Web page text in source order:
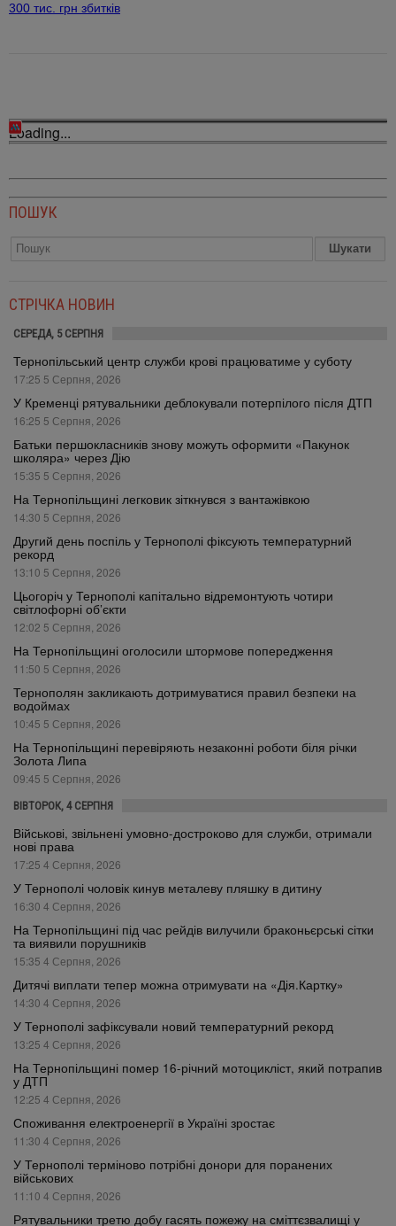
300 тис. грн збитків
Loading...
ПОШУК
СТРІЧКА НОВИН
СЕРЕДА, 5 СЕРПНЯ
Тернопільський центр служби крові працюватиме у суботу
17:25 5 Серпня, 2026
У Кременці рятувальники деблокували потерпілого після ДТП
16:25 5 Серпня, 2026
Батьки першокласників знову можуть оформити «Пакунок
школяра» через Дію
15:35 5 Серпня, 2026
На Тернопільщині легковик зіткнувся з вантажівкою
14:30 5 Серпня, 2026
Другий день поспіль у Тернополі фіксують температурний
рекорд
13:10 5 Серпня, 2026
Цьогоріч у Тернополі капітально відремонтують чотири
світлофорні об’єкти
12:02 5 Серпня, 2026
На Тернопільщині оголосили штормове попередження
11:50 5 Серпня, 2026
Тернополян закликають дотримуватися правил безпеки на
водоймах
10:45 5 Серпня, 2026
На Тернопільщині перевіряють незаконні роботи біля річки
Золота Липа
09:45 5 Серпня, 2026
ВІВТОРОК, 4 СЕРПНЯ
Військові, звільнені умовно-достроково для служби, отримали
нові права
17:25 4 Серпня, 2026
У Тернополі чоловік кинув металеву пляшку в дитину
16:30 4 Серпня, 2026
На Тернопільщині під час рейдів вилучили браконьєрські сітки
та виявили порушників
15:35 4 Серпня, 2026
Дитячі виплати тепер можна отримувати на «Дія.Картку»
14:30 4 Серпня, 2026
У Тернополі зафіксували новий температурний рекорд
13:25 4 Серпня, 2026
На Тернопільщині помер 16-річний мотоцикліст, який потрапив
у ДТП
12:25 4 Серпня, 2026
Споживання електроенергії в Україні зростає
11:30 4 Серпня, 2026
У Тернополі терміново потрібні донори для поранених
військових
11:10 4 Серпня, 2026
Рятувальники третю добу гасять пожежу на сміттєзвалищі у